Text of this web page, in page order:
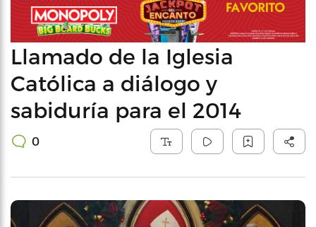
Llamado de la Iglesia
Católica a diálogo y
sabiduría para el 2014
0